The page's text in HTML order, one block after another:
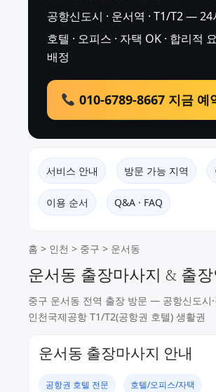
공항신도시 · 운서역 · T1/T2 — 24
호텔 · 오피스 · 자택 OK · 합리적
배정
010-6789-8667 지금 예
서비스 안내 방문 가능 지역
이용 순서 Q&A · FAQ
홈 > 인천 > 중구 > 운서동
운서동 출장마사지 & 출
중구 운서동 전역 출장 방문 — 공항신도시·
인천국제공항 T1/T2(공항권 호텔) 생활권
운서동 출장마사지 안내
공항권 호텔 전문 호텔/오피스/자택